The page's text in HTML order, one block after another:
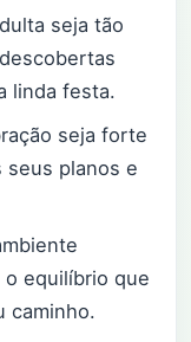
seja tão
linda festa.
seja forte
seus planos e
equilíbrio que
caminho.